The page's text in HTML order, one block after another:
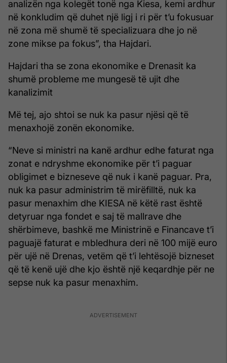
analizën nga kolegët tonë nga Kiesa, kemi ardhur
në konkludim që duhet një ligj i ri për t’u fokusuar
në zona më shumë të specializuara dhe jo në
zone mikse pa fokus”, tha Hajdari.
Hajdari tha se zona ekonomike e Drenasit ka
shumë probleme me mungesë të ujit dhe
kanalizimit
Më tej, ajo shtoi se nuk ka pasur njësi që të
menaxhojë zonën ekonomike.
“Neve si ministri na kanë ardhur edhe faturat nga
zonat e ndryshme ekonomike për t’i paguar
obligimet e bizneseve që nuk i kanë paguar. Pra,
nuk ka pasur administrim të mirëfilltë, nuk ka
pasur menaxhim dhe KIESA në këtë rast është
detyruar nga fondet e saj të mallrave dhe
shërbimeve, bashkë me Ministrinë e Financave t’i
paguajë faturat e mbledhura deri në 100 mijë euro
për ujë në Drenas, vetëm që t’i lehtësojë bizneset
që të kenë ujë dhe kjo është një keqardhje për ne
sepse nuk ka pasur menaxhim.